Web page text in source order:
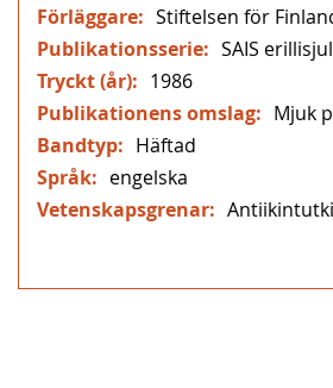
Mer
information
Stiftelsen för
SAIS
1986
Mjuk
Häftad
engelska